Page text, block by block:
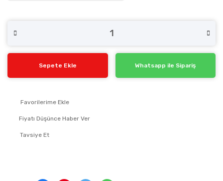
Sepete Ekle Whatsapp ile Sipariş
Fiyatı Düşünce Haber Ver
Tavsiye Et